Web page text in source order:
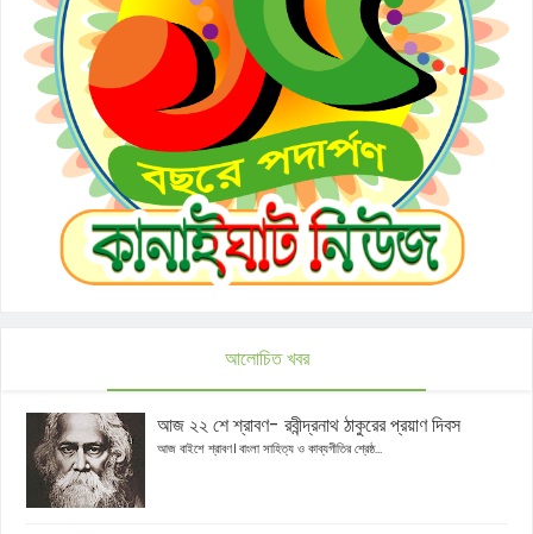
আলোচিত খবর
আজ ২২ শে শ্রাবণ- রবীন্দ্রনাথ ঠাকুরের প্রয়াণ দিবস
আজ বাইশে শ্রাবণ। বাংলা সাহিত্য ও কাব্যগীতির শ্রেষ্ঠ...